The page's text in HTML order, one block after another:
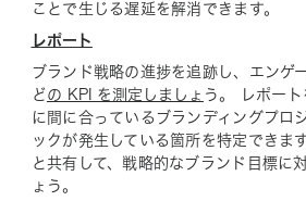
ことで生じる遅延を解消できます。
レポート
ブランド戦略の進捗を追跡し、エンゲ
どの KPI を測定しましょ う。 レポート
に間に合っているブランディングプロ
ックが発生している箇所を特定できま
と共有して、戦略的なブランド目標に
ょう。